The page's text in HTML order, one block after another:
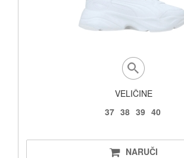
VELIČINE
37 38 39 40
NARUČI